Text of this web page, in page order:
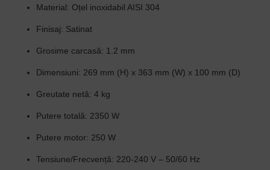
Material: Oțel inoxidabil AISI 304
Finisaj: Satinat
Grosime carcasă: 1.2 mm
Dimensiuni: 269 mm (H) x 363 mm (W) x 100 mm (D)
Greutate netă: 4 kg
Putere totală: 2350 W
Putere motor: 250 W
Tensiune/Frecvență: 220-240 V – 50/60 Hz